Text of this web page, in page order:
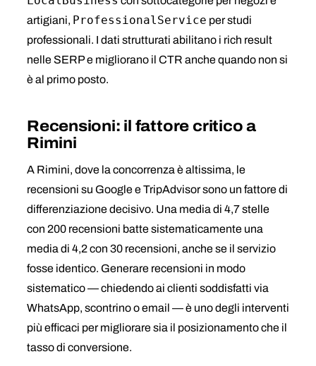
artigiani, ProfessionalService per studi
professionali. I dati strutturati abilitano i rich result
nelle SERP e migliorano il CTR anche quando non si
è al primo posto.
Recensioni: il fattore critico a
Rimini
A Rimini, dove la concorrenza è altissima, le
recensioni su Google e TripAdvisor sono un fattore di
differenziazione decisivo. Una media di 4,7 stelle
con 200 recensioni batte sistematicamente una
media di 4,2 con 30 recensioni, anche se il servizio
fosse identico. Generare recensioni in modo
sistematico — chiedendo ai clienti soddisfatti via
WhatsApp, scontrino o email — è uno degli interventi
più efficaci per migliorare sia il posizionamento che il
tasso di conversione.